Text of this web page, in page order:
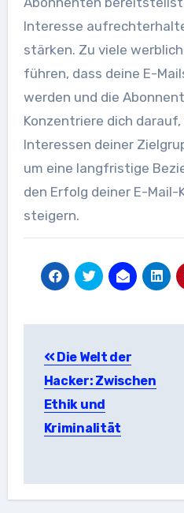
Interesse
stärken. Zu viele
führen, dass deine E-
werden und die
Konzentriere dich
Interessen deiner
um eine langfristige
den Erfolg deiner E-Mail-
steigern.
Die Welt der
Hacker: Zwischen
Ethik und
Kriminalität